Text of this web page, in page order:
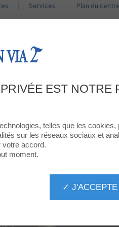
Services Plan du centre
APAREIX AEST NOTRE
telles que les cookies,
sur les réseaux sociaux et
votre accord.
moment.
✓ J'ACCEPTE